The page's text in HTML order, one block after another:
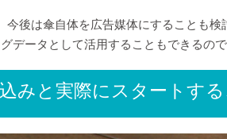
後は傘自体を広告媒体にすることも検
データとして活用することもできるの
みと実際にスタートする